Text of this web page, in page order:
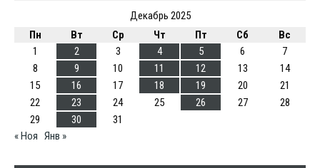
Декабрь 2025
Пн
Вт Ср Чт Пт Сб
Вс
1
2 3 4 5 6
7
8
9 10 11 12 13
14
15
16 17 18 19 20
21
22
23 24 25 26 27
28
29
30
31
« Ноя Янв »